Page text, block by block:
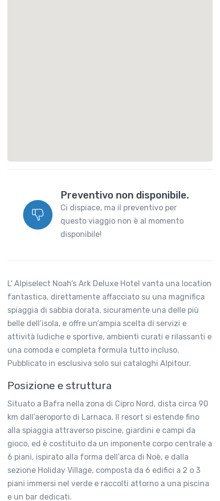
Preventivo non disponibile.
Ci dispiace, ma il preventivo per
questo viaggio non è al momento
disponibile!
L' Alpiselect Noah’s Ark Deluxe Hotel vanta una location
fantastica, direttamente affacciato su una magnifica
spiaggia di sabbia dorata, sicuramente una delle più
belle dell’isola, e offre un’ampia scelta di servizi e
attività ludiche e sportive, ambienti curati e rilassanti e
una comoda e completa formula tutto incluso.
Pubblicato in esclusiva solo sui cataloghi Alpitour.
Posizione e struttura
Situato a Bafra nella zona di Cipro Nord, dista circa 90
km dall’aeroporto di Larnaca. Il resort si estende fino
alla spiaggia attraverso piscine, giardini e campi da
gioco, ed è costituito da un imponente corpo centrale a
6 piani, ispirato alla forma dell’arca di Noè, e dalla
sezione Holiday Village, composta da 6 edifici a 2 o 3
piani immersi nel verde e raccolti attorno a una piscina
e un bar dedicati.